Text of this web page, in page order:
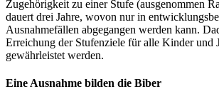
Zugehörigkeit zu einer Stufe (ausgenommen
dauert drei Jahre, wovon nur in
Ausnahmefällen abgegangen werden kann.
Erreichung der Stufenziele für alle Kinder und
gewährleistet werden.
Eine Ausnahme bilden die Biber